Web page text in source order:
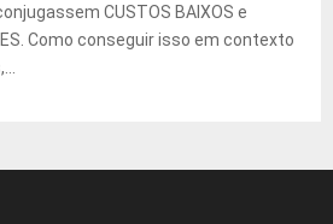
CUSTOS BAIXOS e
Como conseguir isso em contexto